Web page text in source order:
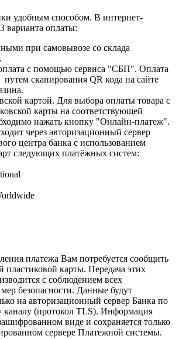
удобным способом. В интернет-
варианта оплаты:
при самовывозе со склада
с помощью сервиса "СБП". Оплата
путем сканирования QR кода на сайте
картой. Для выбора оплаты товара с
карты на соответствующей
нажать кнопку "Онлайн-платеж".
через авторизационный сервер
центра банка с использованием
следующих платёжных систем:
платежа Вам потребуется сообщить
карты. Передача этих
с соблюдением всех
безопасности. Данные будут
на авторизационный сервер Банка по
(протокол TLS). Информация
виде и сохраняется только
сервере Платежной системы.